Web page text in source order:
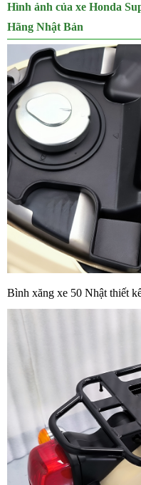
Hình ảnh của xe Honda
Hãng Nhật Bản
Bình xăng xe 50 Nhật thiết